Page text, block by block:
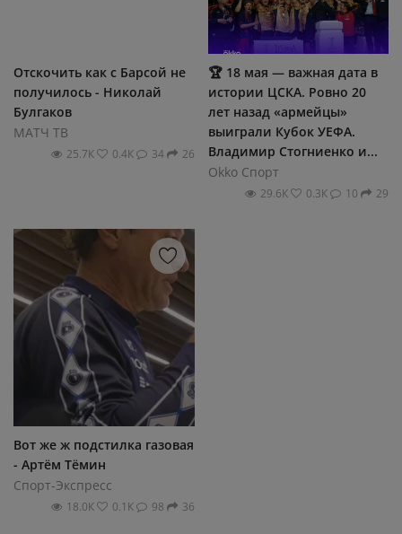
Отскочить как с Барсой не
получилось - Николай
Булгаков
МАТЧ ТВ
25.7К 0.4К 34 26
🏆 18 мая — важная дата в
истории ЦСКА. Ровно 20
лет назад «армейцы»
выиграли Кубок УЕФА.
Владимир Стогниенко и...
Okko Спорт
29.6К 0.3К 10 29
Вот же ж подстилка газовая
- Артём Тёмин
Спорт-Экспресс
18.0К 0.1К 98 36